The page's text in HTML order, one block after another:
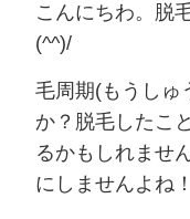
こんにちわ。脱
(^^)/
毛周期(もうしゅ
か？脱毛したこ
るかもしれませ
にしませんよね！